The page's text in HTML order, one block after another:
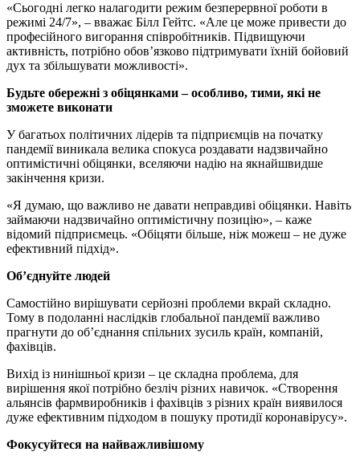
«Сьогодні легко налагодити режим безперервної роботи в
режимі 24/7», – вважає Білл Гейтс. «Але це може привести до
професійного вигорання співробітників. Підвищуючи
активність, потрібно обов’язково підтримувати їхній бойовий
дух та збільшувати можливості».
Будьте обережні з обіцянками – особливо, тими, які не
зможете виконати
У багатьох політичних лідерів та підприємців на початку
пандемії виникала велика спокуса роздавати надзвичайно
оптимістичні обіцянки, вселяючи надію на якнайшвидше
закінчення кризи.
«Я думаю, що важливо не давати неправдиві обіцянки. Навіть
займаючи надзвичайно оптимістичну позицію», – каже
відомий підприємець. «Обіцяти більше, ніж можеш – не дуже
ефективний підхід».
Об’єднуйте людей
Самостійно вирішувати серйозні проблеми вкрай складно.
Тому в подоланні наслідків глобальної пандемії важливо
прагнути до об’єднання спільних зусиль країн, компаній,
фахівців.
Вихід із нинішньої кризи – це складна проблема, для
вирішення якої потрібно безліч різних навичок. «Створення
альянсів фармвиробників і фахівців з різних країн виявилося
дуже ефективним підходом в пошуку протидії коронавірусу».
Фокусуйтеся на найважливішому